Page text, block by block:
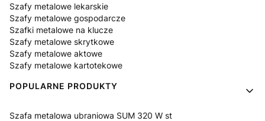
Szafy metalowe lekarskie
Szafy metalowe gospodarcze
Szafki metalowe na klucze
Szafy metalowe skrytkowe
Szafy metalowe aktowe
Szafy metalowe kartotekowe
POPULARNE PRODUKTY
Szafa metalowa ubraniowa SUM 320 W st